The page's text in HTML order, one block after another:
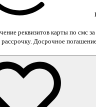
реквизитов карты по смс
рассрочку. Досрочное